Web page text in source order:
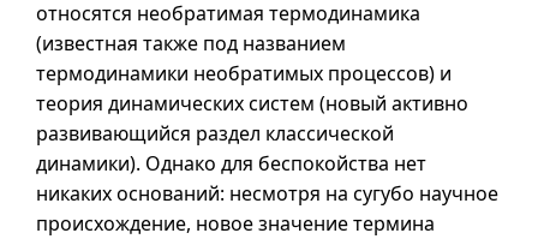
относятся необратимая термодинамика
(известная также под названием
термодинамики необратимых процессов) и
теория динамических систем (новый активно
развивающийся раздел классической
динамики). Однако для беспокойства нет
никаких оснований: несмотря на сугубо научное
происхождение, новое значение термина